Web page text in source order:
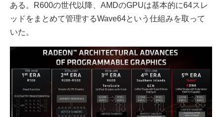
ある。R600の世代以降、AMDのGPUは基本的に64スレ
ッドをまとめて管理するWave64という仕組みを取って
いた。